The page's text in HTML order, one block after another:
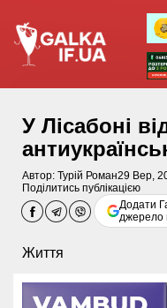
У Лісабоні
Автор: Турій Роман29 Вер,
Поділитись публікацією
Додати
джерело
Життя